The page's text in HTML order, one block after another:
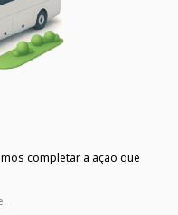
completar a ação que